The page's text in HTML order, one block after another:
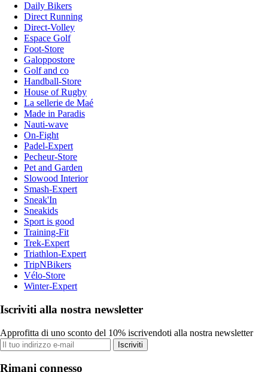
Daily Bikers
Direct Running
Direct-Volley
Espace Golf
Foot-Store
Galoppostore
Golf and co
Handball-Store
House of Rugby
La sellerie de Maé
Made in Paradis
Nauti-wave
On-Fight
Padel-Expert
Pecheur-Store
Pet and Garden
Slowood Interior
Smash-Expert
Sneak'In
Sneakids
Sport is good
Training-Fit
Trek-Expert
Triathlon-Expert
TripNBikers
Vélo-Store
Winter-Expert
Iscriviti alla nostra newsletter
Approfitta di uno sconto del 10% iscrivendoti alla nostra newsletter
Iscriviti
Rimani connesso